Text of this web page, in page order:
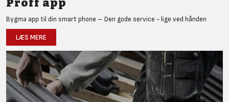
Proff app
Bygma app til din smart phone – Den gode service - lige ved hånden
LÆS MERE